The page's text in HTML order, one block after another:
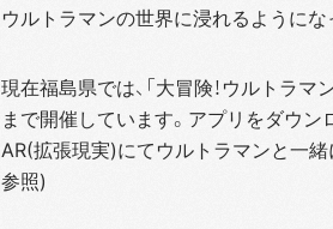
ウルトラマンの世界に浸れるようにな
現在福島県では、「大冒険！ウルトラ
まで開催しています。アプリをダウン
AR(拡張現実)にてウルトラマンと一
参照)